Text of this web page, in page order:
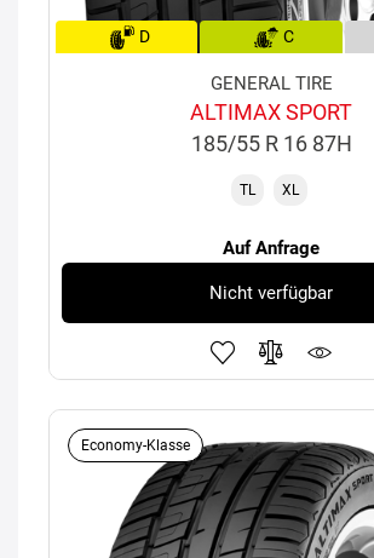
D C
GENERAL TIRE
ALTIMAX SPORT
185/55 R 16 87H
TL XL
Auf Anfrage
Nicht verfügbar
Economy-Klasse